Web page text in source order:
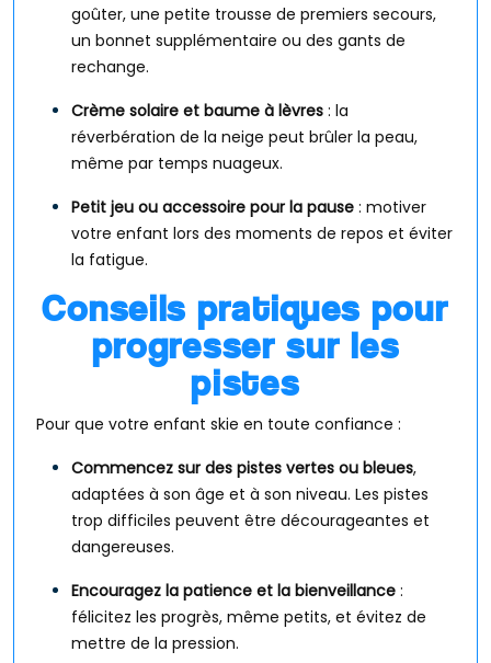
goûter, une petite trousse de premiers secours,
un bonnet supplémentaire ou des gants de
rechange.
Crème solaire et baume à lèvres : la
réverbération de la neige peut brûler la peau,
même par temps nuageux.
Petit jeu ou accessoire pour la pause : motiver
votre enfant lors des moments de repos et éviter
la fatigue.
Conseils pratiques pour
progresser sur les
pistes
Pour que votre enfant skie en toute confiance :
Commencez sur des pistes vertes ou bleues,
adaptées à son âge et à son niveau. Les pistes
trop difficiles peuvent être décourageantes et
dangereuses.
Encouragez la patience et la bienveillance :
félicitez les progrès, même petits, et évitez de
mettre de la pression.